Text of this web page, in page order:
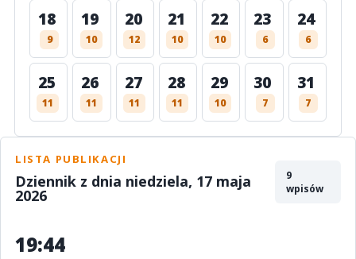
18
9
19
10
20
12
21
10
22
10
23
6
24
6
25
11
26
11
27
11
28
11
29
10
30
7
31
7
LISTA PUBLIKACJI
Dziennik z dnia niedziela, 17 maja
2026
9
wpisów
19:44